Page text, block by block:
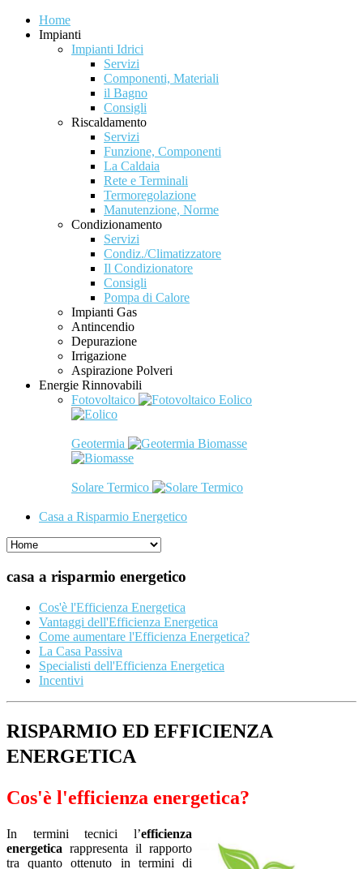
Home
Impianti
Impianti Idrici
Servizi
Componenti, Materiali
il Bagno
Consigli
Riscaldamento
Servizi
Funzione, Componenti
La Caldaia
Rete e Terminali
Termoregolazione
Manutenzione, Norme
Condizionamento
Servizi
Condiz./Climatizzatore
Il Condizionatore
Consigli
Pompa di Calore
Impianti Gas
Antincendio
Depurazione
Irrigazione
Aspirazione Polveri
Energie Rinnovabili
Fotovoltaico
Eolico
Geotermia Biomasse
Solare Termico
Casa a Risparmio Energetico
casa a risparmio energetico
Cos'è l'Efficienza Energetica
Vantaggi dell'Efficienza Energetica
Come aumentare l'Efficienza Energetica?
La Casa Passiva
Specialisti dell'Efficienza Energetica
Incentivi
RISPARMIO ED EFFICIENZA
ENERGETICA
Cos'è l'efficienza energetica?
In termini tecnici l’efficienza
energetica rappresenta il rapporto
tra quanto ottenuto in termini di